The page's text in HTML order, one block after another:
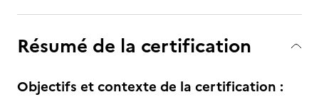
Résumé de la certification
Objectifs et contexte de la certification :